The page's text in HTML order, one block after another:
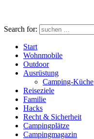
Search for:
Start
Wohnmobile
Outdoor
Ausrüstung
Camping-Küche
Reiseziele
Familie
Hacks
Recht & Sicherheit
Campingplätze
Campingmagazin